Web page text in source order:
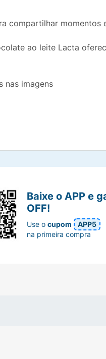
compartilhar momentos
ao leite Lacta
nas imagens
Baixe o APP e
OFF!
Use ocupom
APP5
na primeira compra